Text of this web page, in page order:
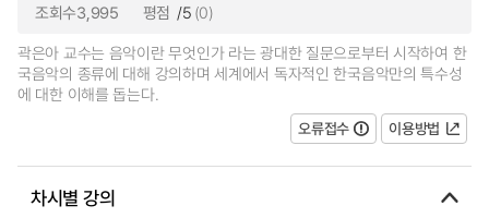
조회수3,995 평점 /5 (0)
곽은아 교수는 음악이란 무엇인가 라는 광대한 질문으로부터 시작하여 한
국음악의 종류에 대해 강의하며 세계에서 독자적인 한국음악만의 특수성
에 대한 이해를 돕는다.
오류접수
이용방법
차시별 강의